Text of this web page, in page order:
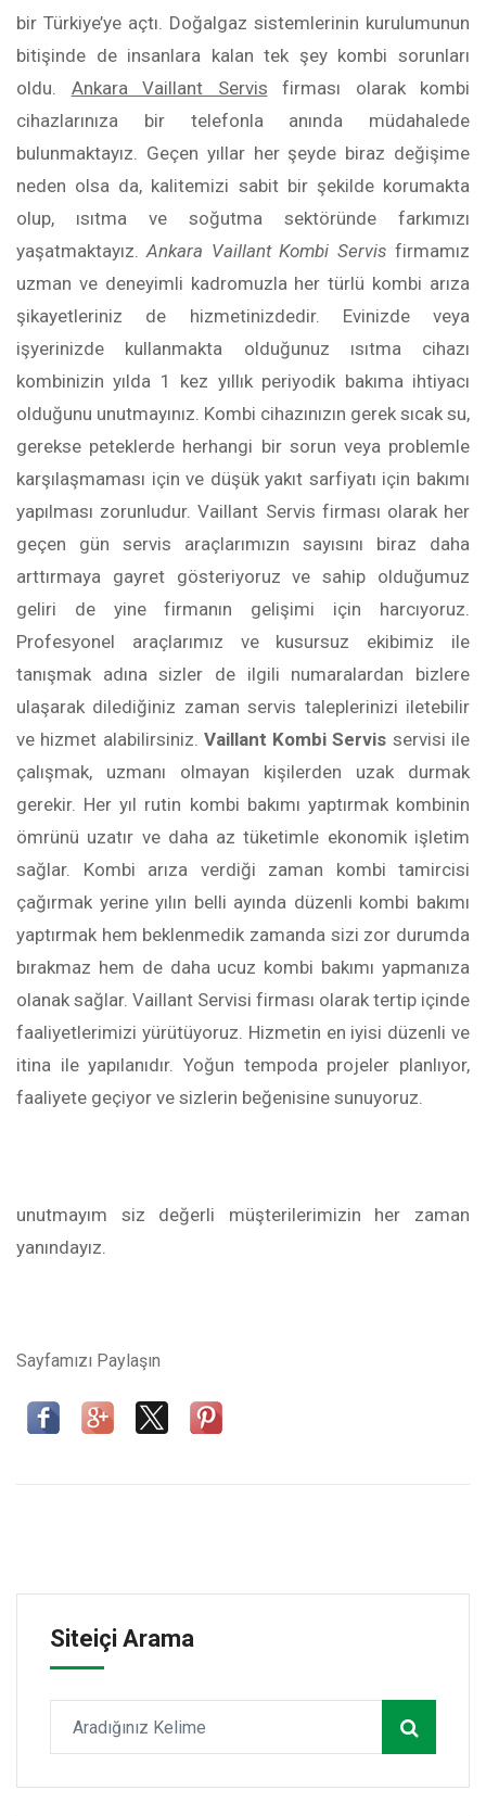
bir Türkiye’ye açtı. Doğalgaz sistemlerinin kurulumunun
bitişinde de insanlara kalan tek şey kombi sorunları
oldu. Ankara Vaillant Servis firması olarak kombi
cihazlarınıza bir telefonla anında müdahalede
bulunmaktayız. Geçen yıllar her şeyde biraz değişime
neden olsa da, kalitemizi sabit bir şekilde korumakta
olup, ısıtma ve soğutma sektöründe farkımızı
yaşatmaktayız.Ankara Vaillant Kombi Servis firmamız
uzman ve deneyimli kadromuzla her türlü kombi arıza
şikayetleriniz de hizmetinizdedir. Evinizde veya
işyerinizde kullanmakta olduğunuz ısıtma cihazı
kombinizin yılda 1 kez yıllık periyodik bakıma ihtiyacı
olduğunu unutmayınız. Kombi cihazınızın gerek sıcak su,
gerekse peteklerde herhangi bir sorun veya problemle
karşılaşmaması için ve düşük yakıt sarfiyatı için bakımı
yapılması zorunludur. Vaillant Servis firması olarak her
geçen gün servis araçlarımızın sayısını biraz daha
arttırmaya gayret gösteriyoruz ve sahip olduğumuz
geliri de yine firmanın gelişimi için harcıyoruz.
Profesyonel araçlarımız ve kusursuz ekibimiz ile
tanışmak adına sizler de ilgili numaralardan bizlere
ulaşarak dilediğiniz zaman servis taleplerinizi iletebilir
ve hizmet alabilirsiniz. Vaillant Kombi Servis servisi ile
çalışmak, uzmanı olmayan kişilerden uzak durmak
gerekir. Her yıl rutin kombi bakımı yaptırmak kombinin
ömrünü uzatır ve daha az tüketimle ekonomik işletim
sağlar. Kombi arıza verdiği zaman kombi tamircisi
çağırmak yerine yılın belli ayında düzenli kombi bakımı
yaptırmak hem beklenmedik zamanda sizi zor durumda
bırakmaz hem de daha ucuz kombi bakımı yapmanıza
olanak sağlar. Vaillant Servisi firması olarak tertip içinde
faaliyetlerimizi yürütüyoruz. Hizmetin en iyisi düzenli ve
itina ile yapılanıdır. Yoğun tempoda projeler planlıyor,
faaliyete geçiyor ve sizlerin beğenisine sunuyoruz.
unutmayım siz değerli müşterilerimizin her zaman
yanındayız.
Sayfamızı Paylaşın
Siteiçi Arama